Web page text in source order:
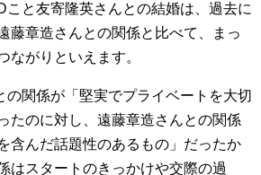
こと友寄隆英さんとの結婚は、過去に
藤章造さんとの関係と比べて、まっ
ながりといえます。
の関係が「堅実でプライベートを大切
たのに対し、遠藤章造さんとの関係
含んだ話題性のあるもの」だったか
はスタートのきっかけや交際の過